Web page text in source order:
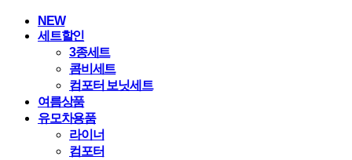
NEW
세트할인
3종세트
콤비세트
컴포터 보닛세트
여름상품
유모차용품
라이너
컴포터